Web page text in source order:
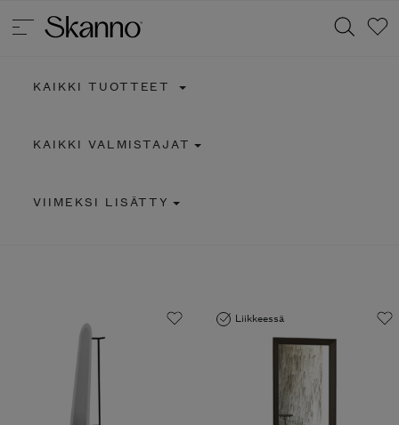
KAIKKI TUOTTEET
KAIKKI VALMISTAJAT
VIIMEKSI LISÄTTY
Liikkeessä